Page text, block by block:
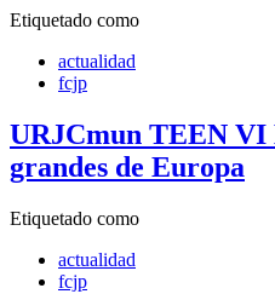
Etiquetado como
actualidad
fcjp
URJCmun TEEN VI
grandes de Europa
Etiquetado como
actualidad
fcjp